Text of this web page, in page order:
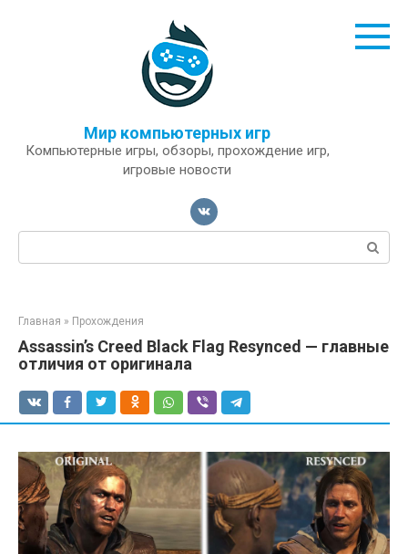
Мир компьютерных игр
Компьютерные игры, обзоры, прохождение игр,
игровые новости
Поиск:
Главная » Прохождения
Assassin’s Creed Black Flag Resynced — главные
отличия от оригинала